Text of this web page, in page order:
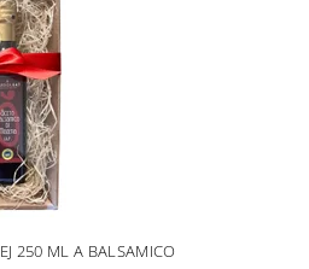
250 ML A BALSAMICO